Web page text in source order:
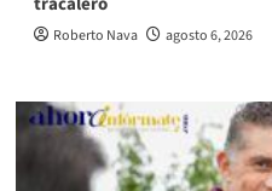
Roberto Nava agosto 6, 2026